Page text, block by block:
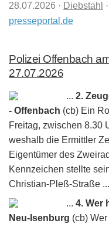
28.07.2026 · Diebstahl ·
presseportal.de
Polizei Offenbach
27.07.2026
... 2.
- Offenbach (cb) Ein
Freitag, zwischen 8.30
weshalb die Ermittler
Eigentümer des
Kennzeichen stellte
Christian-Pleß-Straße ...
... 4. Wer
Neu-Isenburg (cb)